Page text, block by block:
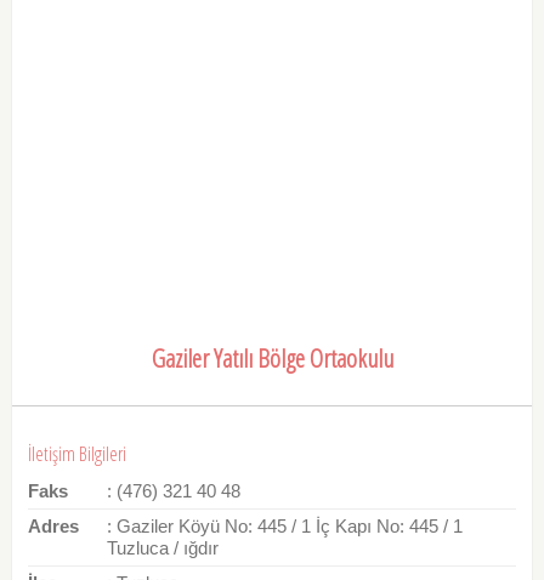
Gaziler Yatılı Bölge Ortaokulu
İletişim Bilgileri
Faks
: (476) 321 40 48
Adres
: Gaziler Köyü No: 445 / 1 İç Kapı No: 445 / 1
Tuzluca / ığdır